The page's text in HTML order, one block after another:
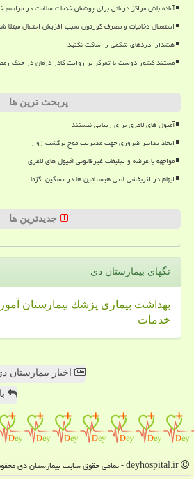
آماده باش مراکز درمانی برای پوشش خدمات سلامت در مراسم
استعمال دخانیات و مصرف کورتون سبب افزیش احتمال
هشدار! دردهای شکمی را ساکت نکنید
مستند کشور دوست با تمرکز بر روایت کادر درمان در جنگ
پربحث ترین ها
آمپول های لاغری برای زیبایی نیستند
اتخاذ تدابیر ضروری جهت مدیریت موج برگشت زوار
مواجهه با عرضه و تبلیغات غیرقانونی آمپول های لاغری
ابهام در اثربخشی آنتی هیستامین ها در تسکین اگزما
جدیدترین ها
تگهای بیمارستان دی
بهداشت بیماری پزشك بیمارستان
خدمات
اخبار بیمارستان